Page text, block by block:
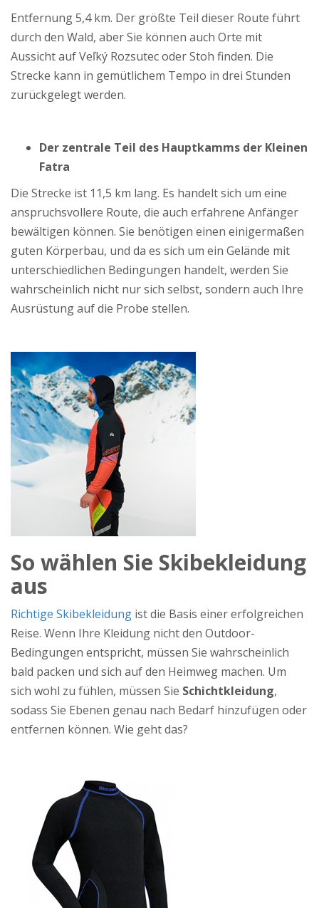
Entfernung 5,4 km. Der größte Teil dieser Route führt
durch den Wald, aber Sie können auch Orte mit
Aussicht auf Veľký Rozsutec oder Stoh finden. Die
Strecke kann in gemütlichem Tempo in drei Stunden
zurückgelegt werden.
Der zentrale Teil des Hauptkamms der Kleinen
Fatra
Die Strecke ist 11,5 km lang. Es handelt sich um eine
anspruchsvollere Route, die auch erfahrene Anfänger
bewältigen können. Sie benötigen einen einigermaßen
guten Körperbau, und da es sich um ein Gelände mit
unterschiedlichen Bedingungen handelt, werden Sie
wahrscheinlich nicht nur sich selbst, sondern auch Ihre
Ausrüstung auf die Probe stellen.
So wählen Sie Skibekleidung
aus
Richtige Skibekleidung ist die Basis einer erfolgreichen
Reise. Wenn Ihre Kleidung nicht den Outdoor-
Bedingungen entspricht, müssen Sie wahrscheinlich
bald packen und sich auf den Heimweg machen. Um
sich wohl zu fühlen, müssen Sie Schichtkleidung,
sodass Sie Ebenen genau nach Bedarf hinzufügen oder
entfernen können. Wie geht das?